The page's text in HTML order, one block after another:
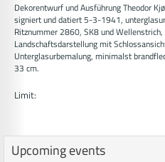
Dekorentwurf und Ausführung Theodor
signiert und datiert 5-3-1941,
Ritznummer 2860, SK8 und
Landschaftsdarstellung mit
Unterglasurbemalung, minimalst
33 cm.
Limit:
Upcoming events